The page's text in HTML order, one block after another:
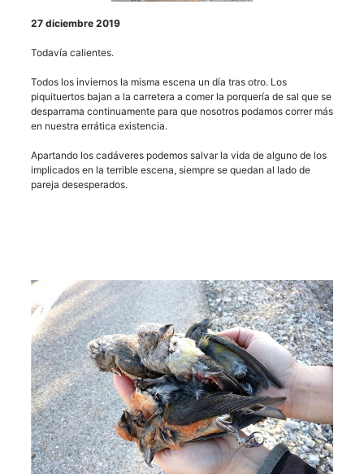
27 diciembre 2019
Todavía calientes.
Todos los inviernos la misma escena un día tras otro. Los
piquituertos bajan a la carretera a comer la porquería de sal que se
desparrama continuamente para que nosotros podamos correr más
en nuestra errática existencia.
Apartando los cadáveres podemos salvar la vida de alguno de los
implicados en la terrible escena, siempre se quedan al lado de
pareja desesperados.